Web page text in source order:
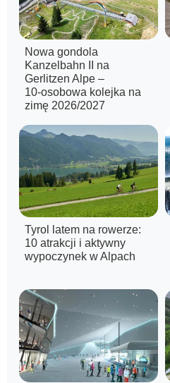
Nowa gondola
Kanzelbahn II na
Gerlitzen Alpe –
10‑osobowa kolejka na
zimę 2026/2027
Tyrol latem na rowerze:
10 atrakcji i aktywny
wypoczynek w Alpach